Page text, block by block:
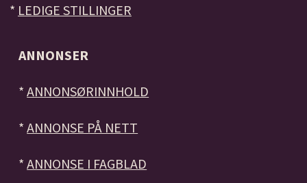
* LEDIGE STILLINGER
ANNONSER
*ANNONSØRINNHOLD
*ANNONSE PÅ NETT
*ANNONSE I FAGBLAD